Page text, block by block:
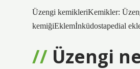
Üzengi kemikleriKemikler:
kemiğiEklemİnküdostapedial
Üzengi